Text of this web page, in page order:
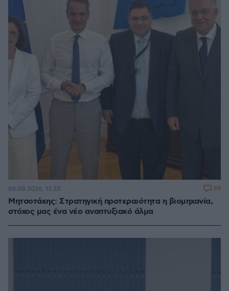
Μητσοτάκης: Στρατηγική προτεραιότητα η βιομηχανία,
στόχος μας ένα νέο αναπτυξιακό άλμα
06.08.2026, 13:33 69